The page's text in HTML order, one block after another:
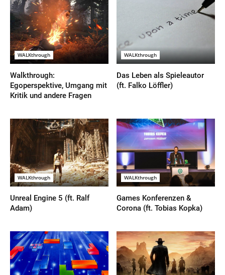
WALKthrough
Walkthrough:
Egoperspektive, Umgang mit
Kritik und andere Fragen
WALKthrough
Das Leben als Spieleautor
(ft. Falko Löffler)
WALKthrough
Unreal Engine 5 (ft. Ralf
Adam)
WALKthrough
Games Konferenzen &
Corona (ft. Tobias Kopka)